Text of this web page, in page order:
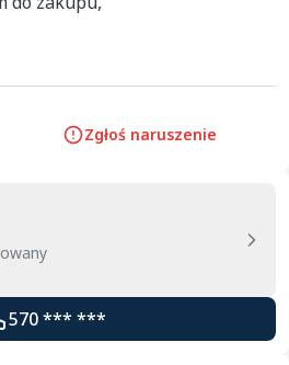
Zgłoś naruszenie
570 *** ***